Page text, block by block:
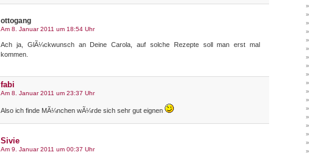
ottogang
Am 8. Januar 2011 um 18:54 Uhr
Ach ja, GlÃ¼ckwunsch an Deine Carola, auf solche Rezepte soll man erst mal
kommen.
fabi
Am 8. Januar 2011 um 23:37 Uhr
Also ich finde MÃ¼nchen wÃ¼rde sich sehr gut eignen
Sivie
Am 9. Januar 2011 um 00:37 Uhr